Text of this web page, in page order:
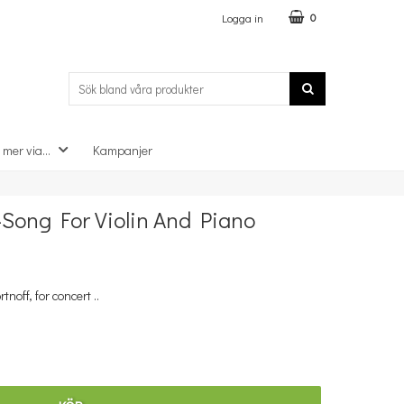
Logga in 0
via... Kampanjer
For Violin And Piano
for concert ..